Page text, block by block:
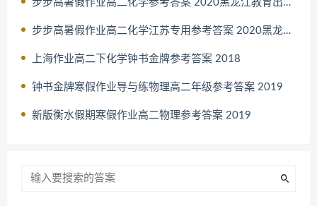
步步高暑假作业高二化学参考答案 2020黑龙江教育出版社人教版
步步高暑假作业高二化学江苏专用参考答案 2020黑龙江教育出版社
上海作业高二下化学钟书金牌参考答案 2018
钟书金牌寒假作业导与练物理高二年级参考答案 2019
新版衡水假期寒假作业高二物理参考答案 2019